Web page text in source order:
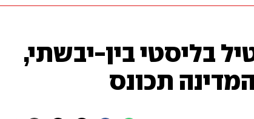
בליסטי בין-יבשתי,
תכונס